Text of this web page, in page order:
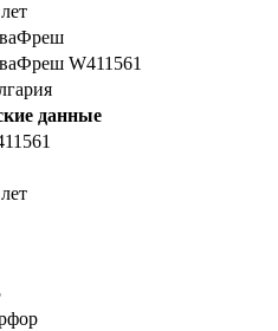
W411561
данные